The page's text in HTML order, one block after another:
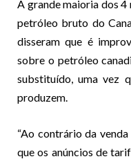
A grande maioria dos
petróleo bruto do
disseram que é
sobre o petróleo
substituído, uma vez
produzem.
“Ao contrário da
que os anúncios de